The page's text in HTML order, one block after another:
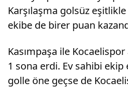
Karşılaşma golsüz
ekibe de birer puan
Kasımpaşa ile
1 sona erdi. Ev sahibi
golle öne geçse de